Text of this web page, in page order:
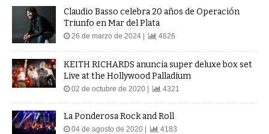
Claudio Basso celebra 20 años de Operación
Triunfo en Mar del Plata
26 de marzo de 2024 | 4626
KEITH RICHARDS anuncia super deluxe box set
Live at the Hollywood Palladium
02 de octubre de 2020 | 4321
La Ponderosa Rock and Roll
04 de agosto de 2020 | 4183